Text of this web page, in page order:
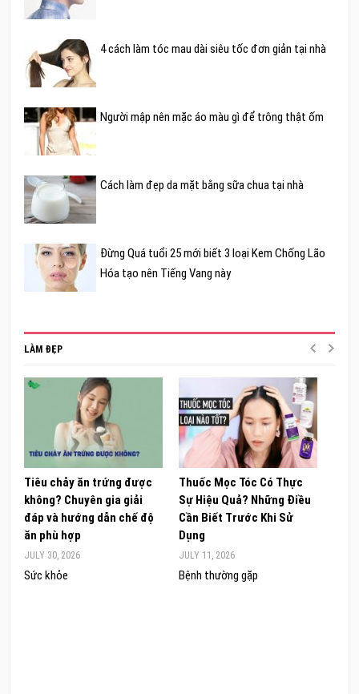
4 cách làm tóc mau dài siêu tốc đơn giản tại nhà
Người mập nên mặc áo màu gì để trông thật ốm
Cách làm đẹp da mặt bằng sữa chua tại nhà
Đừng Quá tuổi 25 mới biết 3 loại Kem Chống Lão
Hóa tạo nên Tiếng Vang này
LÀM ĐẸP
Tiêu chảy ăn trứng được
không? Chuyên gia giải
đáp và hướng dẫn chế độ
ăn phù hợp
JULY 30, 2026
Sức khỏe
Thuốc Mọc Tóc Có Thực
Sự Hiệu Quả? Những Điều
Cần Biết Trước Khi Sử
Dụng
JULY 11, 2026
Bệnh thường gặp